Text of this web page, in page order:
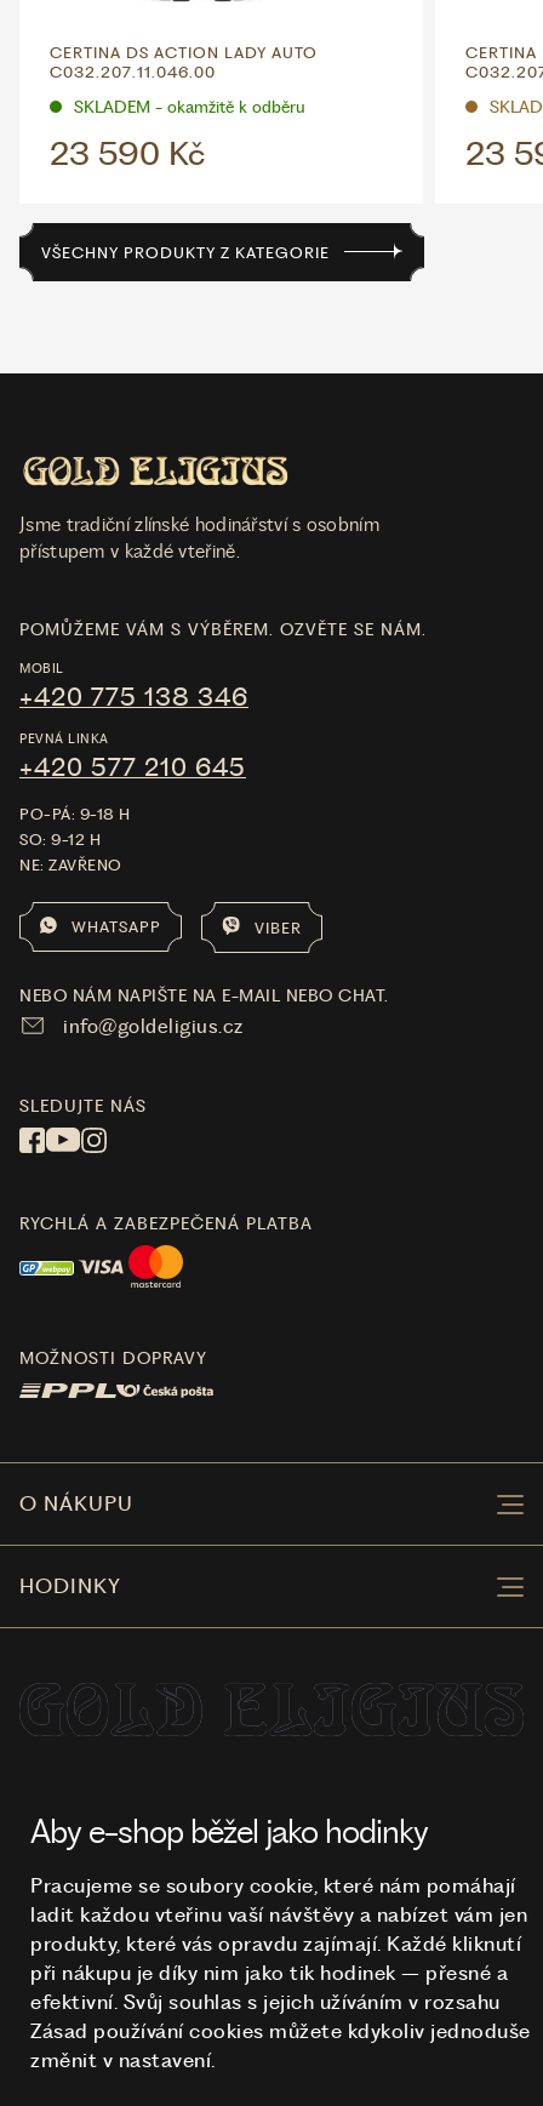
CERTINA DS ACTION LADY AUTO
C032.207.11.046.00
SKLADEM - okamžitě k odběru
23 590 Kč
CERTINA
23
VŠECHNY PRODUKTY Z KATEGORIE
Jsme tradiční zlínské hodinářství s osobním
přístupem v každé vteřině.
O NÁKUPU
HODINKY
POMŮŽEME VÁM S VÝBĚREM. OZVĚTE SE NÁM.
MOBIL
+420 775 138 346
PEVNÁ LINKA
+420 577 210 645
PO-PÁ: 9-18 H
SO: 9-12 H
NE: ZAVŘENO
WHATSAPP VIBER
NEBO NÁM NAPIŠTE NA E-MAIL NEBO CHAT.
info@goldeligius.cz
SLEDUJTE NÁS
RYCHLÁ A ZABEZPEČENÁ PLATBA
MOŽNOSTI DOPRAVY
Aby e-shop běžel jako hodinky
Pracujeme se soubory cookie, které nám pomáhají
ladit každou vteřinu vaší návštěvy a nabízet vám jen
produkty, které vás opravdu zajímají. Každé kliknutí
při nákupu je díky nim jako tik hodinek – přesné a
efektivní. Svůj souhlas s jejich užíváním v rozsahu
Zásad používání cookies můžete kdykoliv jednoduše
změnit v nastavení.